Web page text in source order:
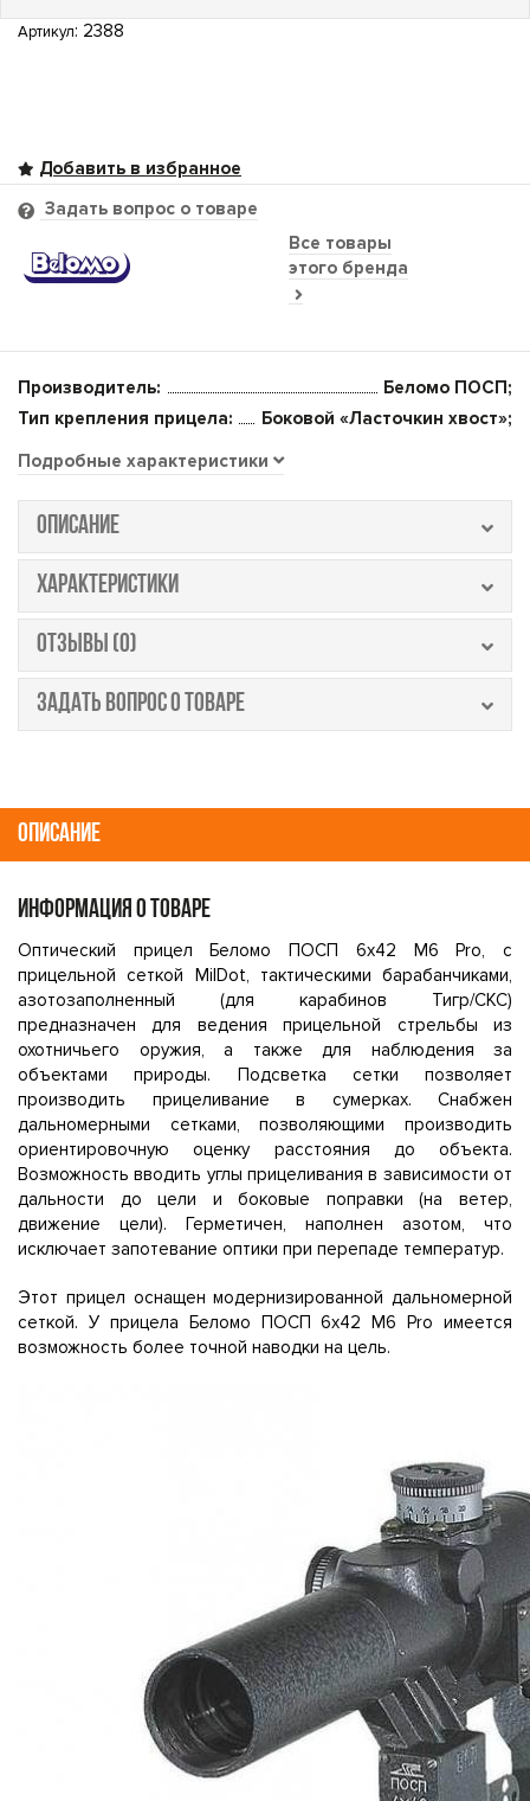
Артикул: 2388
Все товары
этого бренда
Задать вопрос о товаре
Производитель:
Беломо ПОСП;
Тип крепления прицела:
Боковой «Ласточкин хвост»;
Подробные характеристики
ОПИСАНИЕ
ХАРАКТЕРИСТИКИ
ОТЗЫВЫ (0)
ЗАДАТЬ ВОПРОС О ТОВАРЕ
ОПИСАНИЕ
ИНФОРМАЦИЯ О ТОВАРЕ
Оптический прицел Беломо ПОСП 6х42 М6 Pro, с
прицельной сеткой MilDot, тактическими барабанчиками,
азотозаполненный (для карабинов Тигр/СКС)
предназначен для ведения прицельной стрельбы из
охотничьего оружия, а также для наблюдения за
объектами природы. Подсветка сетки позволяет
производить прицеливание в сумерках. Снабжен
дальномерными сетками, позволяющими производить
ориентировочную оценку расстояния до объекта.
Возможность вводить углы прицеливания в зависимости от
дальности до цели и боковые поправки (на ветер,
движение цели). Герметичен, наполнен азотом, что
исключает запотевание оптики при перепаде температур.
Этот прицел оснащен модернизированной дальномерной
сеткой. У прицела Беломо ПОСП 6х42 М6 Pro имеется
возможность более точной наводки на цель.